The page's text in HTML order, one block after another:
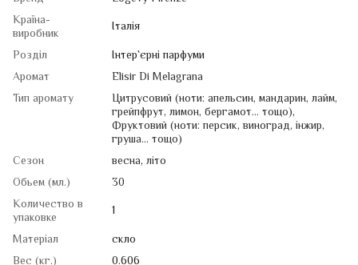
Країна-
виробник
Італія
Розділ
Iнтер`єрні парфуми
Аромат
Elisir Di Melagrana
Тип аромату
Цитрусовий (ноти: апельсин, мандарин, лайм,
грейпфрут, лимон, бергамот... тощо),
Фруктовий (ноти: персик, виноград, інжир,
груша... тощо)
Сезон
весна, літо
Обьем (мл.)
30
Количество в
упаковке
1
Матеріал
скло